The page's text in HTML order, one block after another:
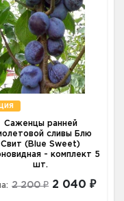
Саженцы ранней
сливы Блю
Свит (Blue Sweet)
- комплект 5
шт.
2 200 ₽ 2 040 ₽